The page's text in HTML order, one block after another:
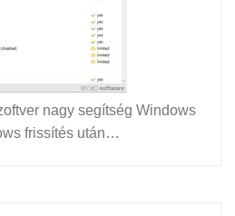
nagy segítség Windows
frissítés után…